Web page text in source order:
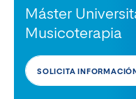
Máster
Musicoterapia
SOLICITA